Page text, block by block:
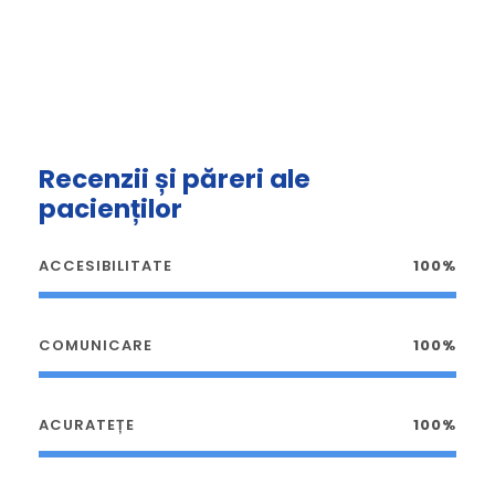
Recenzii și păreri ale
pacienților
ACCESIBILITATE 100%
COMUNICARE 100%
ACURATEȚE 100%